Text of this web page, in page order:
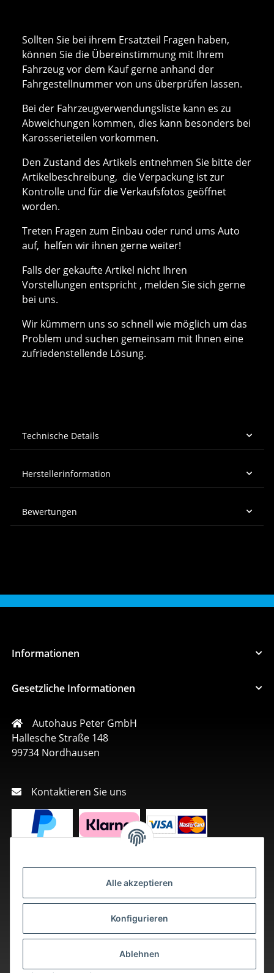
Alle akzeptieren
Konfigurieren
Ablehnen
Sollten Sie bei ihrem Ersatzteil Fragen haben,
können Sie die Übereinstimmung mit Ihrem
Fahrzeug vor dem Kauf gerne anhand der
Fahrgestellnummer von uns überprüfen lassen.
Bei der Fahrzeugverwendungsliste kann es zu
Abweichungen kommen, dies kann besonders bei
Karosserieteilen vorkommen.
Den Zustand des Artikels entnehmen Sie bitte der
Artikelbeschreibung, die Verpackung ist zur
Kontrolle und für die Verkaufsfotos geöffnet
worden.
Treten Fragen zum Einbau oder rund ums Auto
auf, helfen wir ihnen gerne weiter!
Falls der gekaufte Artikel nicht Ihren
Vorstellungen entspricht , melden Sie sich gerne
bei uns.
Wir kümmern uns so schnell wie möglich um das
Problem und suchen gemeinsam mit Ihnen eine
zufriedenstellende Lösung.
Technische Details
Herstellerinformation
Bewertungen
Informationen
Gesetzliche Informationen
Autohaus Peter GmbH
Hallesche Straße 148
99734 Nordhausen
Kontaktieren Sie uns